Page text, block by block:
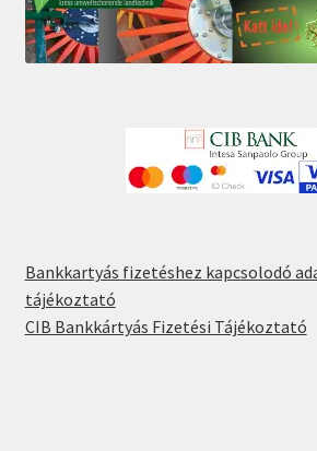
Bankkartyás fizetéshez kapcsolodó
tájékoztató
CIB Bankkártyás Fizetési Tájékoztató